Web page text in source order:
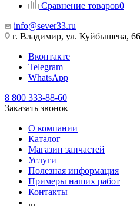
Сравнение товаров0
info@sever33.ru
г. Владимир, ул. Куйбышева,
Вконтакте
Telegram
WhatsApp
8 800 333-88-60
Заказать звонок
О компании
Каталог
Магазин запчастей
Услуги
Полезная информация
Примеры наших работ
Контакты
...